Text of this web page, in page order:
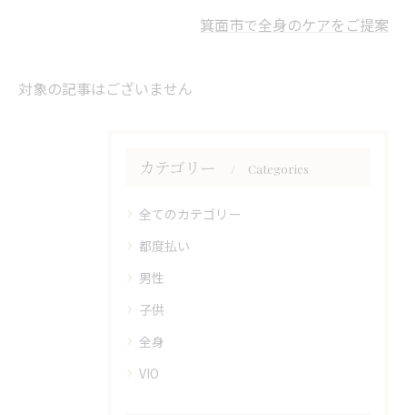
箕面市で全身のケアをご提案
対象の記事はございません
カテゴリー Categories
全てのカテゴリー
都度払い
男性
子供
全身
VIO